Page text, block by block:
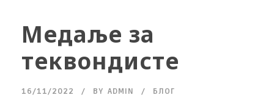
Медаље за
теквондисте
16/11/2022 BY ADMIN БЛОГ